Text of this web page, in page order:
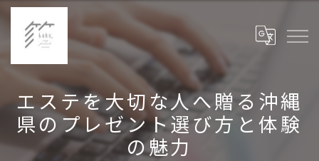
エステを大切な人へ贈る沖縄
県のプレゼント選び方と体験
の魅力